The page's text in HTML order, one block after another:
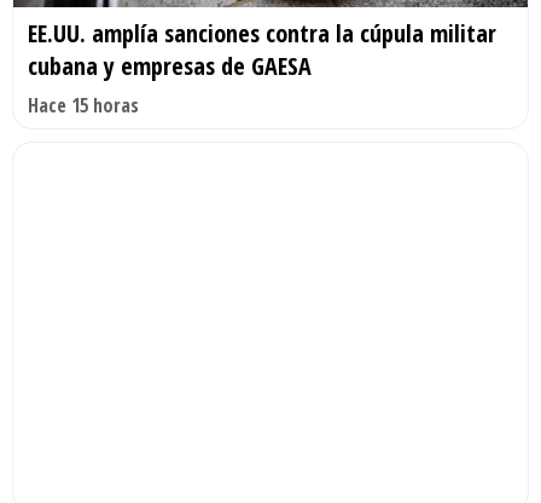
EE.UU. amplía sanciones contra la cúpula militar
cubana y empresas de GAESA
Hace 15 horas